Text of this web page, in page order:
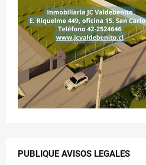
PUBLIQUE AVISOS LEGALES